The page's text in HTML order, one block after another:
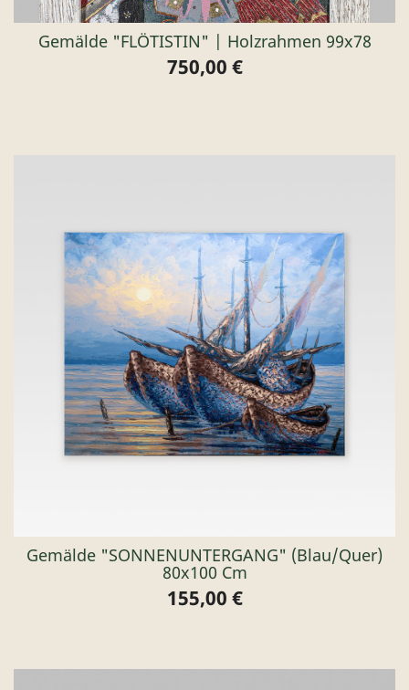
Gemälde "FLÖTISTIN" | Holzrahmen 99x78
Preis
750,00 €
Gemälde "SONNENUNTERGANG" (blau/quer)
80x100 Cm
Preis
155,00 €